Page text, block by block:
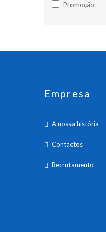
Promoção
Empresa
A nossa história
Contactos
Recrutamento